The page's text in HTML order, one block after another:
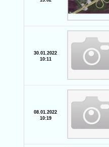
30.01.2022
10:11
08.01.2022
10:19